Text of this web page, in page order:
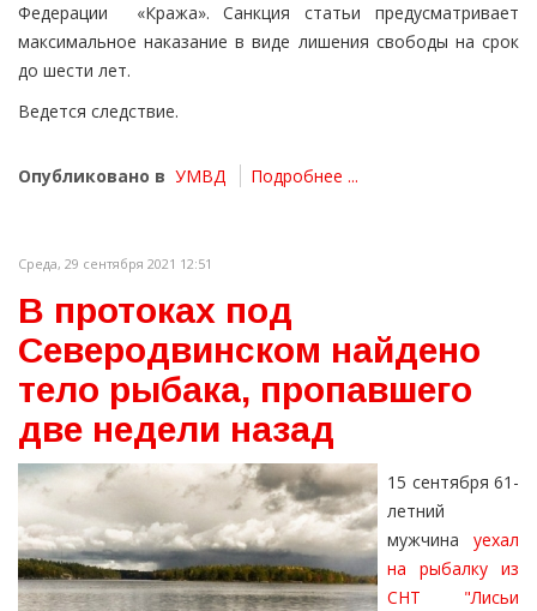
Федерации «Кража». Санкция статьи предусматривает
максимальное наказание в виде лишения свободы на срок
до шести лет.
Ведется следствие.
Опубликовано в УМВД Подробнее ...
Среда, 29 сентября 2021 12:51
В протоках под
Северодвинском найдено
тело рыбака, пропавшего
две недели назад
15 сентября 61-
летний
мужчина уехал
на рыбалку из
СНТ "Лисьи